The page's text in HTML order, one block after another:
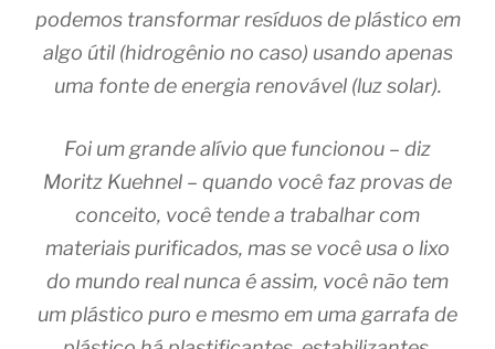
podemos transformar resíduos de plástico em
algo útil (hidrogênio no caso) usando apenas
uma fonte de energia renovável (luz solar).
Foi um grande alívio que funcionou – diz
Moritz Kuehnel – quando você faz provas de
conceito, você tende a trabalhar com
materiais purificados, mas se você usa o lixo
do mundo real nunca é assim, você não tem
um plástico puro e mesmo em uma garrafa de